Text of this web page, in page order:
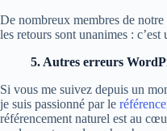
De nombreux membres de
les retours sont unanimes : c’est
5. Autres erreurs
Si vous me suivez depuis un
je suis passionné par le
référencement naturel est au